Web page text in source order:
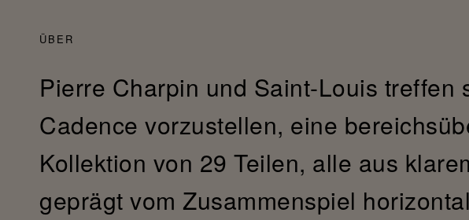
ÜBER
Pierre Charpin und Saint-Louis treffen
Cadence vorzustellen, eine
Kollektion von 29 Teilen, alle aus
geprägt vom Zusammenspiel